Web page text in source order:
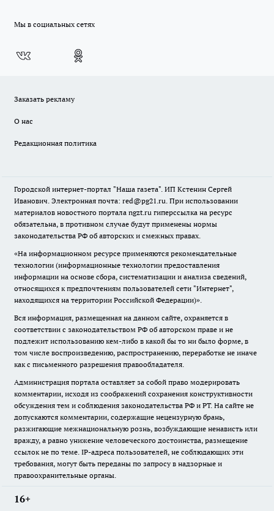
Мы в социальных сетях
Заказать рекламу
О нас
Редакционная политика
Городской интернет-портал "Наша газета". ИП Кстенин Сергей
Иванович. Электронная почта: red@pg21.ru. При использовании
материалов новостного портала ngzt.ru гиперссылка на ресурс
обязательна, в противном случае будут применены нормы
законодательства РФ об авторских и смежных правах.
«На информационном ресурсе применяются рекомендательные
технологии (информационные технологии предоставления
информации на основе сбора, систематизации и анализа сведений,
относящихся к предпочтениям пользователей сети "Интернет",
находящихся на территории Российской Федерации)».
Вся информация, размещенная на данном сайте, охраняется в
соответствии с законодательством РФ об авторском праве и не
подлежит использованию кем-либо в какой бы то ни было форме, в
том числе воспроизведению, распространению, переработке не иначе
как с письменного разрешения правообладателя.
Администрация портала оставляет за собой право модерировать
комментарии, исходя из соображений сохранения конструктивности
обсуждения тем и соблюдения законодательства РФ и РТ. На сайте не
допускаются комментарии, содержащие нецензурную брань,
разжигающие межнациональную рознь, возбуждающие ненависть или
вражду, а равно унижение человеческого достоинства, размещение
ссылок не по теме. IP-адреса пользователей, не соблюдающих эти
требования, могут быть переданы по запросу в надзорные и
правоохранительные органы.
16+